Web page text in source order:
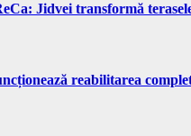
Jidvei transformă
reabilitarea